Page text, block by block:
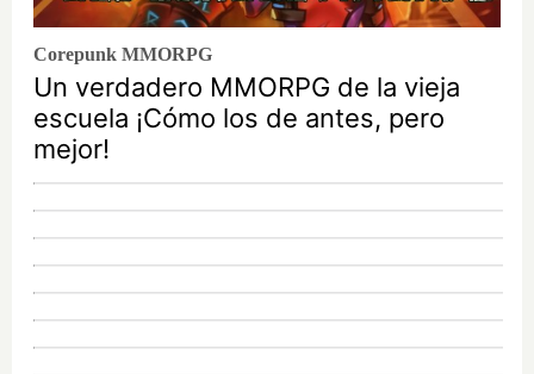
Corepunk MMORPG
Un verdadero MMORPG de la vieja
escuela ¡Cómo los de antes, pero
mejor!